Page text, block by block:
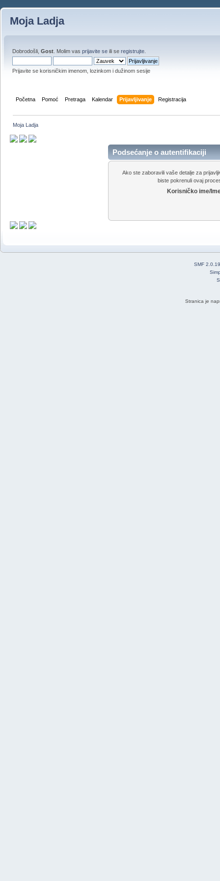
Moja Ladja
Dobrodošli, Gost . Molim vas prijavite se ili se registrujte
Prijavite se korisničkim imenom, lozinkom i dužinom sesije
Početna Pomoć Pretraga Kalendar Prijavljivanje Registracija
Moja Ladja
Podsećanje o autentifikaciji
Ako ste zaboravili vaše detalje za
biste pokrenuli ovaj
Korisničko ime/
SMF 2.0.19
Stranica je